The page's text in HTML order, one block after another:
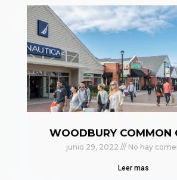
WOODBURY COMMON
junio 29, 2022 No hay
Leer mas